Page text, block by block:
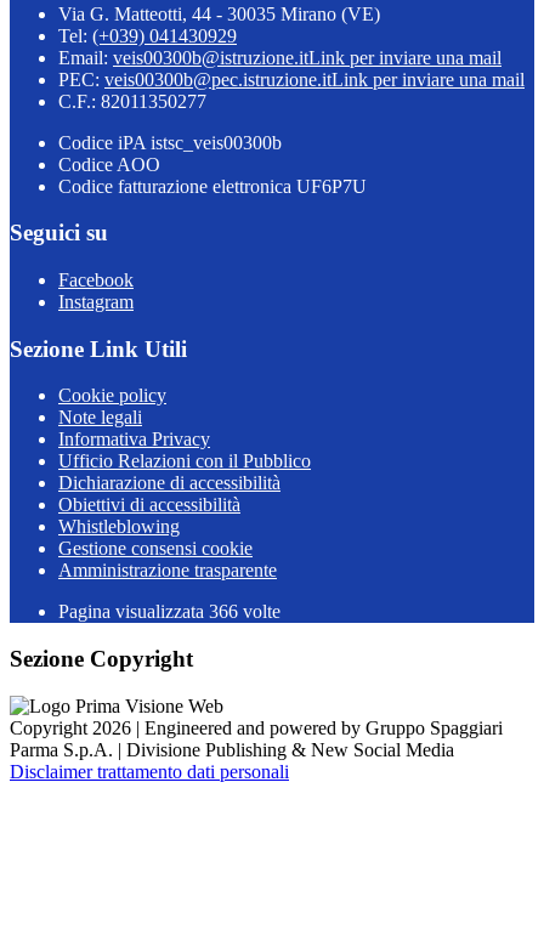
Via G. Matteotti, 44 - 30035 Mirano (VE)
Tel: (+039) 041430929
Email: veis00300b@istruzione.itLink per inviare una mail
PEC: veis00300b@pec.istruzione.itLink per inviare una mail
C.F.: 82011350277
Codice iPA istsc_veis00300b
Codice AOO
Codice fatturazione elettronica UF6P7U
Seguici su
Facebook
Instagram
Sezione Link Utili
Cookie policy
Note legali
Informativa Privacy
Ufficio Relazioni con il Pubblico
Dichiarazione di accessibilità
Obiettivi di accessibilità
Whistleblowing
Gestione consensi cookie
Amministrazione trasparente
Pagina visualizzata 366 volte
Sezione Copyright
Copyright 2026 | Engineered and powered by Gruppo Spaggiari
Parma S.p.A. | Divisione Publishing & New Social Media
Disclaimer trattamento dati personali